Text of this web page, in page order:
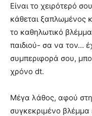
Είναι το χειρότερό
κάθεται ξαπλωμένος
το καθηλωτικό
παιδιού- σα να τον…
συμπεριφορά σου,
χρόνο dt.
Μέγα λάθος, αφού
συγκεκριμένο